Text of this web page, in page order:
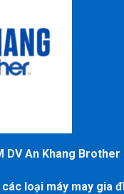
DV An Khang Brother
loại máy may gia